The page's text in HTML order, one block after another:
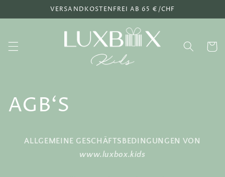
VERSANDKOSTENFREI AB 65 €/CHF
AGB‘S
ALLGEMEINE GESCHÄFTSBEDINGUNGEN VON
www.luxbox.kids